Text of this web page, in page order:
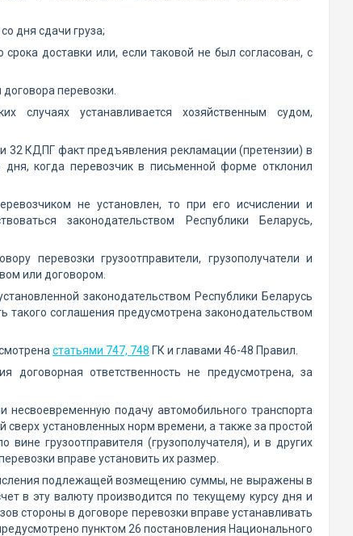
дня сдачи груза;
доставки или, если таковой не был согласован, с
перевозки.
случаях устанавливается хозяйственным судом,
32 КДПГ факт предъявления рекламации (претензии) в
когда перевозчик в письменной форме отклонил
не установлен, то при его исчислении и
законодательством Республики Беларусь,
перевозки грузоотправители, грузополучатели и
или договором.
законодательством Республики Беларусь
такого соглашения предусмотрена законодательством
статьями 747, 748 ГК и главами 46-48 Правил.
договорная ответственность не предусмотрена, за
несвоевременную подачу автомобильного транспорта
сверх установленных норм времени, а также за простой
вине грузоотправителя (грузополучателя), и в других
вправе установить их размер.
подлежащей возмещению суммы, не выражены в
в эту валюту производится по текущему курсу дня и
стороны в договоре перевозки вправе устанавливать
пунктом 26 постановления Национального